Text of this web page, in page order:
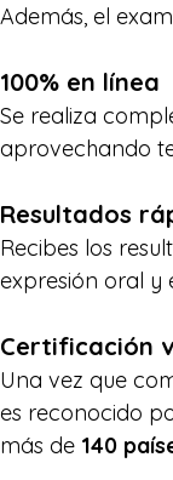
Además, el
100% en línea
Se realiza
aprovechando
Resultados
Recibes los
expresión oral y
Certificación
Una vez que
es reconocido
más de 140